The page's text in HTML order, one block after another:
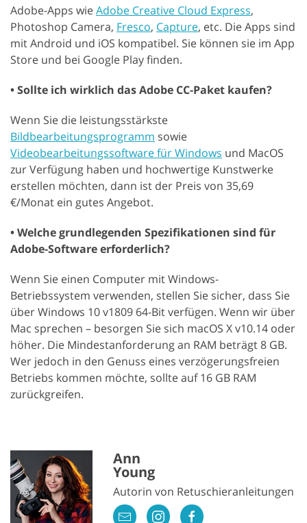
Adobe-Apps wieAdobe Creative Cloud Express,
Photoshop Camera, Fresco, Capture, etc. Die Apps sind
mit Android und iOS kompatibel. Sie können sie im App
Store und bei Google Play finden.
• Sollte ich wirklich das Adobe CC-Paket kaufen?
Wenn Sie die leistungsstärkste
Bildbearbeitungsprogramm sowie
Videobearbeitungssoftware für Windows und MacOS
zur Verfügung haben und hochwertige Kunstwerke
erstellen möchten, dann ist der Preis von 35,69
€/Monat ein gutes Angebot.
• Welche grundlegenden Spezifikationen sind für
Adobe-Software erforderlich?
Wenn Sie einen Computer mit Windows-
Betriebssystem verwenden, stellen Sie sicher, dass Sie
über Windows 10 v1809 64-Bit verfügen. Wenn wir über
Mac sprechen – besorgen Sie sich macOS X v10.14 oder
höher. Die Mindestanforderung an RAM beträgt 8 GB.
Wer jedoch in den Genuss eines verzögerungsfreien
Betriebs kommen möchte, sollte auf 16 GB RAM
zurückgreifen.
Ann
Young
Autorin von Retuschieranleitungen